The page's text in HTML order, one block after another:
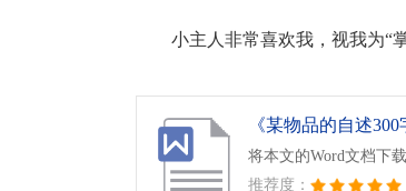
小主人非常喜欢我，视我为“
《某物品的自述
将本文的Word文档下
推荐度：